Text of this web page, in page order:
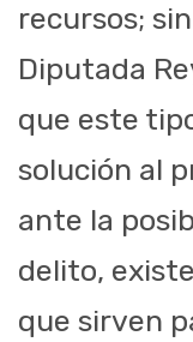
recursos;
Diputada
que este
solución al
ante la
delito,
que sirven